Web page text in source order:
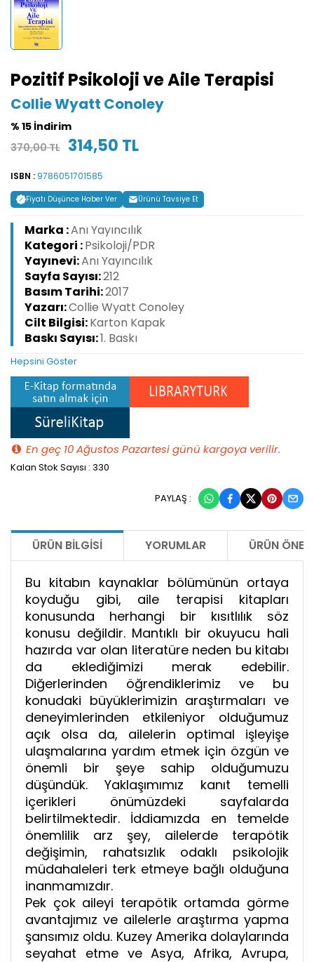
Pozitif Psikoloji ve Aile Terapisi
Collie Wyatt Conoley
% 15 İndirim
370,00 TL 314,50 TL
ISBN : 9786051701585
Fiyatı Düşünce Haber Ver Ürünü Tavsiye Et
Marka :Anı Yayıncılık
Kategori :Psikoloji/PDR
Yayınevi:Anı Yayıncılık
Sayfa Sayısı:212
Basım Tarihi:2017
Yazarı:Collie Wyatt Conoley
Cilt Bilgisi:Karton Kapak
Baskı Sayısı:1. Baskı
Hepsini Göster
En geç 10 Ağustos Pazartesi günü kargoya verilir.
Kalan Stok Sayısı : 330
PAYLAŞ :
ÜRÜN BILGISI YORUMLAR ÜRÜN
Bu kitabın kaynaklar bölümünün ortaya
koyduğu gibi, aile terapisi kitapları
konusunda herhangi bir kısıtlılık söz
konusu değildir. Mantıklı bir okuyucu hali
hazırda var olan literatüre neden bu kitabı
da eklediğimizi merak edebilir.
Diğerlerinden öğrendiklerimiz ve bu
konudaki büyüklerimizin araştırmaları ve
deneyimlerinden etkileniyor olduğumuz
açık olsa da, ailelerin optimal işleyişe
ulaşmalarına yardım etmek için özgün ve
önemli bir şeye sahip olduğumuzu
düşündük. Yaklaşımımız kanıt temelli
içerikleri önümüzdeki sayfalarda
belirtilmektedir. İddiamızda en temelde
önemlilik arz şey, ailelerde terapötik
değişimin, rahatsızlık odaklı psikolojik
müdahaleleri terk etmeye bağlı olduğuna
inanmamızdır.
Pek çok aileyi terapötik ortamda görme
avantajımız ve ailelerle araştırma yapma
şansımız oldu. Kuzey Amerika dolaylarında
seyahat etme ve Asya, Afrika, Avrupa,